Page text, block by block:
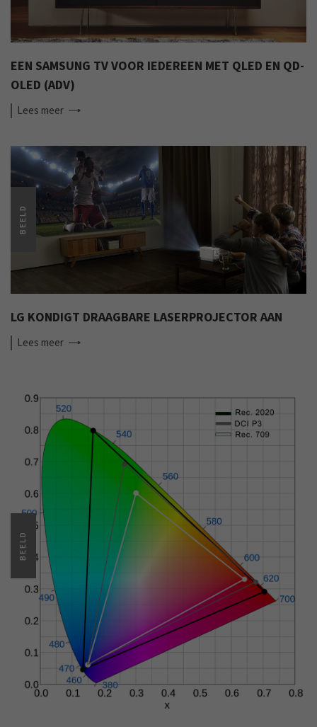
EEN SAMSUNG TV VOOR IEDEREEN MET QLED EN QD-
OLED (ADV)
Lees meer
BEELD
LG KONDIGT DRAAGBARE LASERPROJECTOR AAN
Lees meer
BEELD